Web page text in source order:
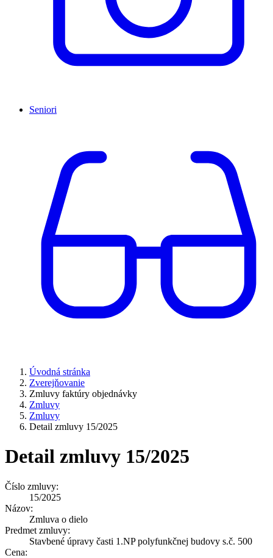
Seniori
Úvodná stránka
Zverejňovanie
Zmluvy faktúry objednávky
Zmluvy
Zmluvy
Detail zmluvy 15/2025
Detail zmluvy 15/2025
Číslo zmluvy:
15/2025
Názov:
Zmluva o dielo
Predmet zmluvy:
Stavbené úpravy časti 1.NP polyfunkčnej budovy s.č. 500
Cena: